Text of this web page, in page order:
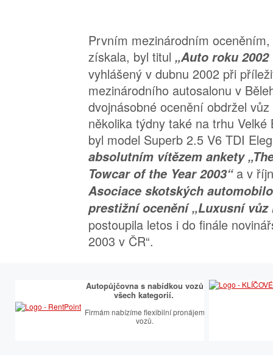
Prvním mezinárodním
získala, byl titul „Auto roku
vyhlášený v dubnu 2002 při
mezinárodního autosalonu v
dvojnásobné ocenění obdržel
několika týdny také na trhu
byl model Superb 2.5 V6 TDI
absolutním vítězem ankety
Towcar of the Year 2003“ a v
Asociace skotských
prestižní ocenění „Luxusní
postoupila letos i do finále
2003 v ČR“.
Autopůjčovna s nabídkou vozů
všech kategorií.
Firmám nabízíme flexibilní pronájem
vozů.